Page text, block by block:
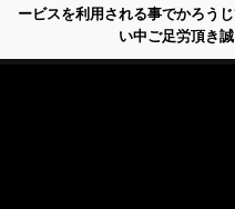
ービスを利用される事でかろう
い中ご足労頂き